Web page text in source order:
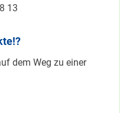
13
dem Weg zu einer